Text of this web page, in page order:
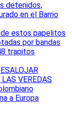
detenidos,
en el Barrio
de estos papelitos
por bandas
trapitos
VEREDAS
a Europa